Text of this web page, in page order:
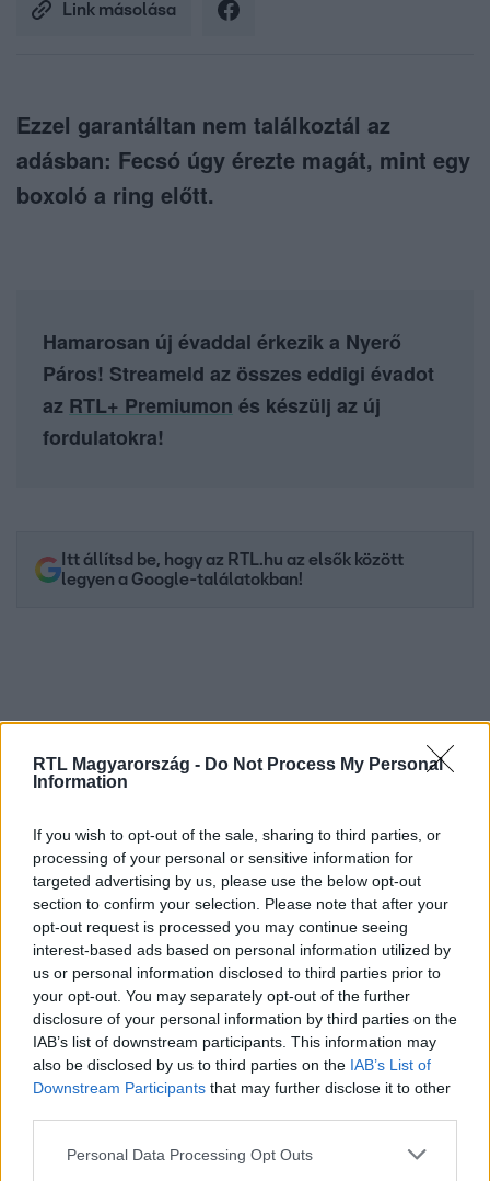
RTL Magyarország - Do Not Process My Personal
Information
If you wish to opt-out of the sale, sharing to third parties, or
processing of your personal or sensitive information for
targeted advertising by us, please use the below opt-out
section to confirm your selection. Please note that after your
opt-out request is processed you may continue seeing
interest-based ads based on personal information utilized by
us or personal information disclosed to third parties prior to
your opt-out. You may separately opt-out of the further
disclosure of your personal information by third parties on the
IAB’s list of downstream participants. This information may
also be disclosed by us to third parties on the IAB’s List of
Downstream Participants that may further disclose it to other
Please note that this website/app uses one or more Google
Personal Data Processing Opt Outs
Link másolása
Ezzel garantáltan nem találkoztál az
adásban: Fecsó úgy érezte magát, mint egy
boxoló a ring előtt.
Hamarosan új évaddal érkezik a Nyerő
Páros! Streameld az összes eddigi évadot
az RTL+ Premiumon és készülj az új
fordulatokra!
Itt állítsd be, hogy az RTL.hu az elsők között
legyen a Google-találatokban!
Kövess minket, és értesülj a friss hírekről a
Facebookon is!
Követem
# KIMARADT JELENET